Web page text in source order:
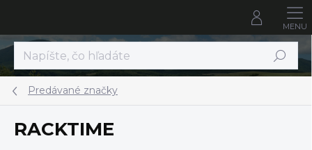
obsah
Hľadať
Predávané značky
RACKTIME